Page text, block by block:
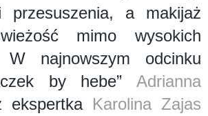
przesuszenia, a makijaż
mimo wysokich
W najnowszym odcinku
by hebe” Adrianna
ekspertka Karolina Zajas